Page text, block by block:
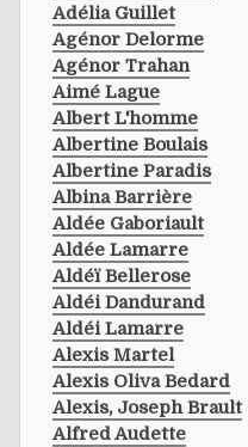
Adélia Guillet
Agénor Delorme
Agénor Trahan
Aimé Lague
Albert L'homme
Albertine Boulais
Albertine Paradis
Albina Barrière
Aldée Gaboriault
Aldée Lamarre
Aldéï Bellerose
Aldéi Dandurand
Aldéi Lamarre
Alexis Martel
Alexis Oliva Bedard
Alexis, Joseph Brault
Alfred Audette